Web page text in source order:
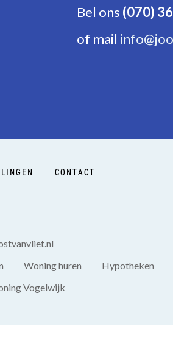
Bel ons (070)
of mail
CONTACT
Woning huren
Hypotheken
Vogelwijk